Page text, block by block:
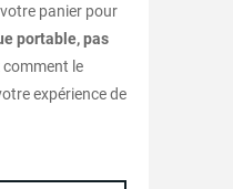
panier pour
portable, pas
le
expérience de